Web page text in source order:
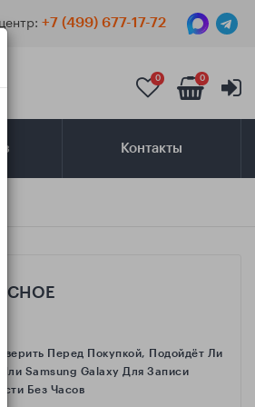
+7 (499) 677-17-72
0 0
Контакты
Перед Покупкой, Подойдёт Ли
Или Samsung Galaxy Для Записи
Без Часов